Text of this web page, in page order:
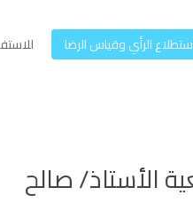
الرأي وقياس الرضا
الأستاذ/ صالح